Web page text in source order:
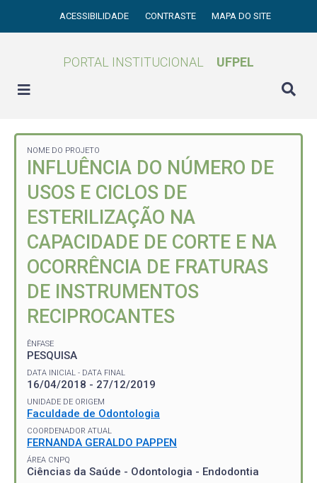
ACESSIBILIDADE CONTRASTE MAPA DO SITE
PORTAL INSTITUCIONAL UFPEL
NOME DO PROJETO
INFLUÊNCIA DO NÚMERO DE
USOS E CICLOS DE
ESTERILIZAÇÃO NA
CAPACIDADE DE CORTE E NA
OCORRÊNCIA DE FRATURAS
DE INSTRUMENTOS
RECIPROCANTES
ÊNFASE
PESQUISA
DATA INICIAL - DATA FINAL
16/04/2018 - 27/12/2019
UNIDADE DE ORIGEM
Faculdade de Odontologia
COORDENADOR ATUAL
FERNANDA GERALDO PAPPEN
ÁREA CNPQ
Ciências da Saúde - Odontologia - Endodontia